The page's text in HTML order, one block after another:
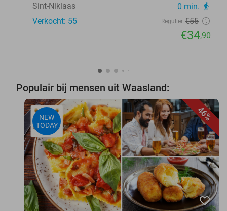
Sint-Niklaas 0 min. directions_walk
Verkocht: 55 Regulier €55
€34,90
Populair bij mensen uit Waasland:
46%
NEW
TODAY
favorite_border